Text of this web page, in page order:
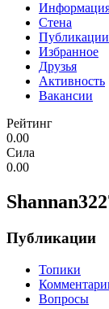
Стена
Публикации
Избранное
Друзья
Активность
Вакансии
Рейтинг
0.00
Сила
0.00
Публикации
Топики
Вопросы